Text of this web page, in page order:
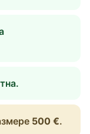
500 €.